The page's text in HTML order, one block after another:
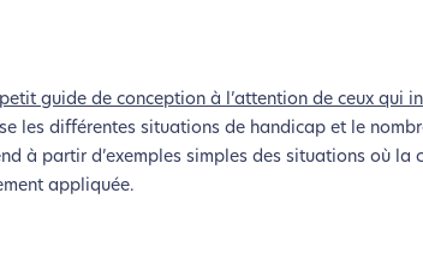
guide de conception à l’attention de ceux qui
les différentes situations de handicap et le
à partir d’exemples simples des situations où la
appliquée.